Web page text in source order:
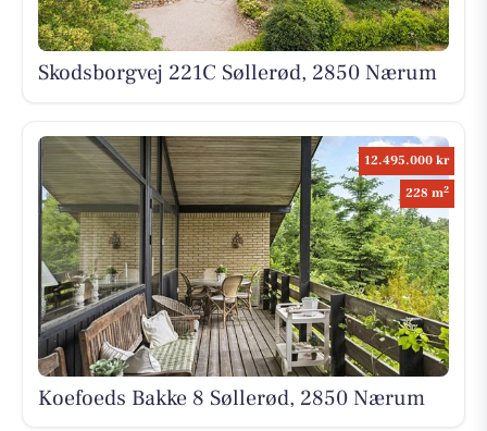
Skodsborgvej 221C Søllerød, 2850 Nærum
12.495.000 kr
228 m2
Koefoeds Bakke 8 Søllerød, 2850 Nærum